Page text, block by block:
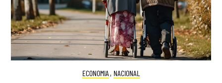
ECONOMIA , NACIONAL